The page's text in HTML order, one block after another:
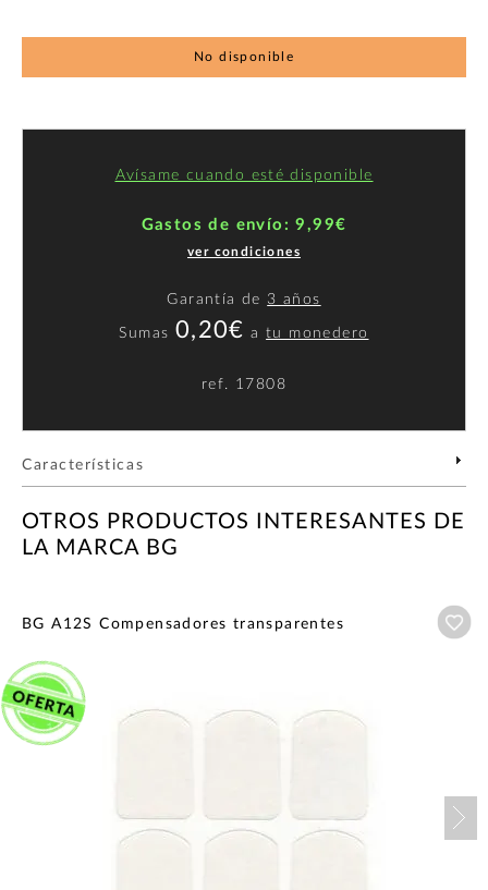
No disponible
Avísame cuando esté disponible
Gastos de envío: 9,99€
ver condiciones
Garantía de 3 años
Sumas 0,20€ atu monedero
ref. 17808
Características
OTROS PRODUCTOS INTERESANTES DE
LA MARCA BG
BG A12S Compensadores transparentes